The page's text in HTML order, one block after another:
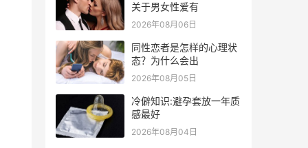
关于男女性爱有
2026年08月06日
同性恋者是怎样的心理状
态？为什么会出
2026年08月05日
冷僻知识:避孕套放一年质
感最好
2026年08月04日